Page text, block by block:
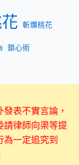
斬爛桃花
鎖心術
表不實言論，
請律師向渠等提
為一定追究到